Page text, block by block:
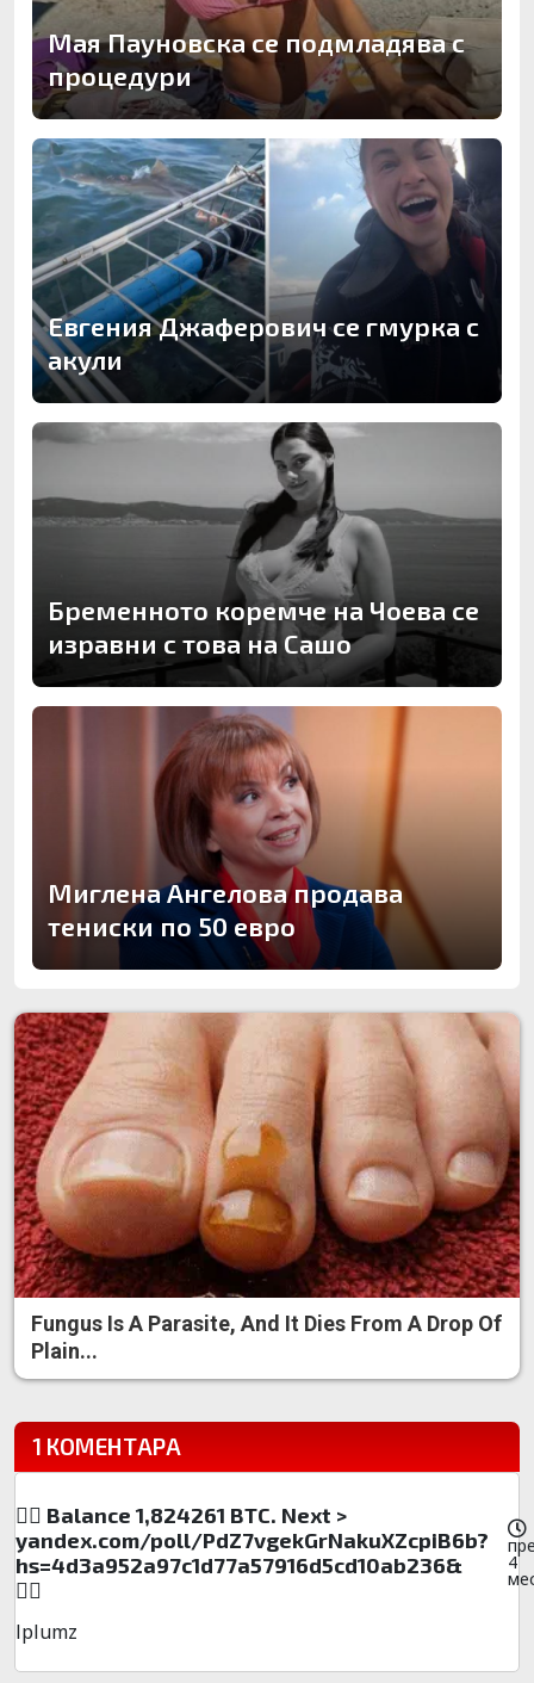
Мая Пауновска се подмладява с
процедури
Евгения Джаферович се гмурка с
акули
Бременното коремче на Чоева се
изравни с това на Сашо
Миглена Ангелова продава
тениски по 50 евро
Fungus Is A Parasite, And It Dies From A Drop Of
Plain...
1 КОМЕНТАРА
🧎‍♀️ Balance 1,824261 BTC. Next >
yandex.com/poll/PdZ7vgekGrNakuXZcpiB6b?
hs=4d3a952a97c1d77a57916d5cd10ab236&
🧎‍♀️
4
lplumz